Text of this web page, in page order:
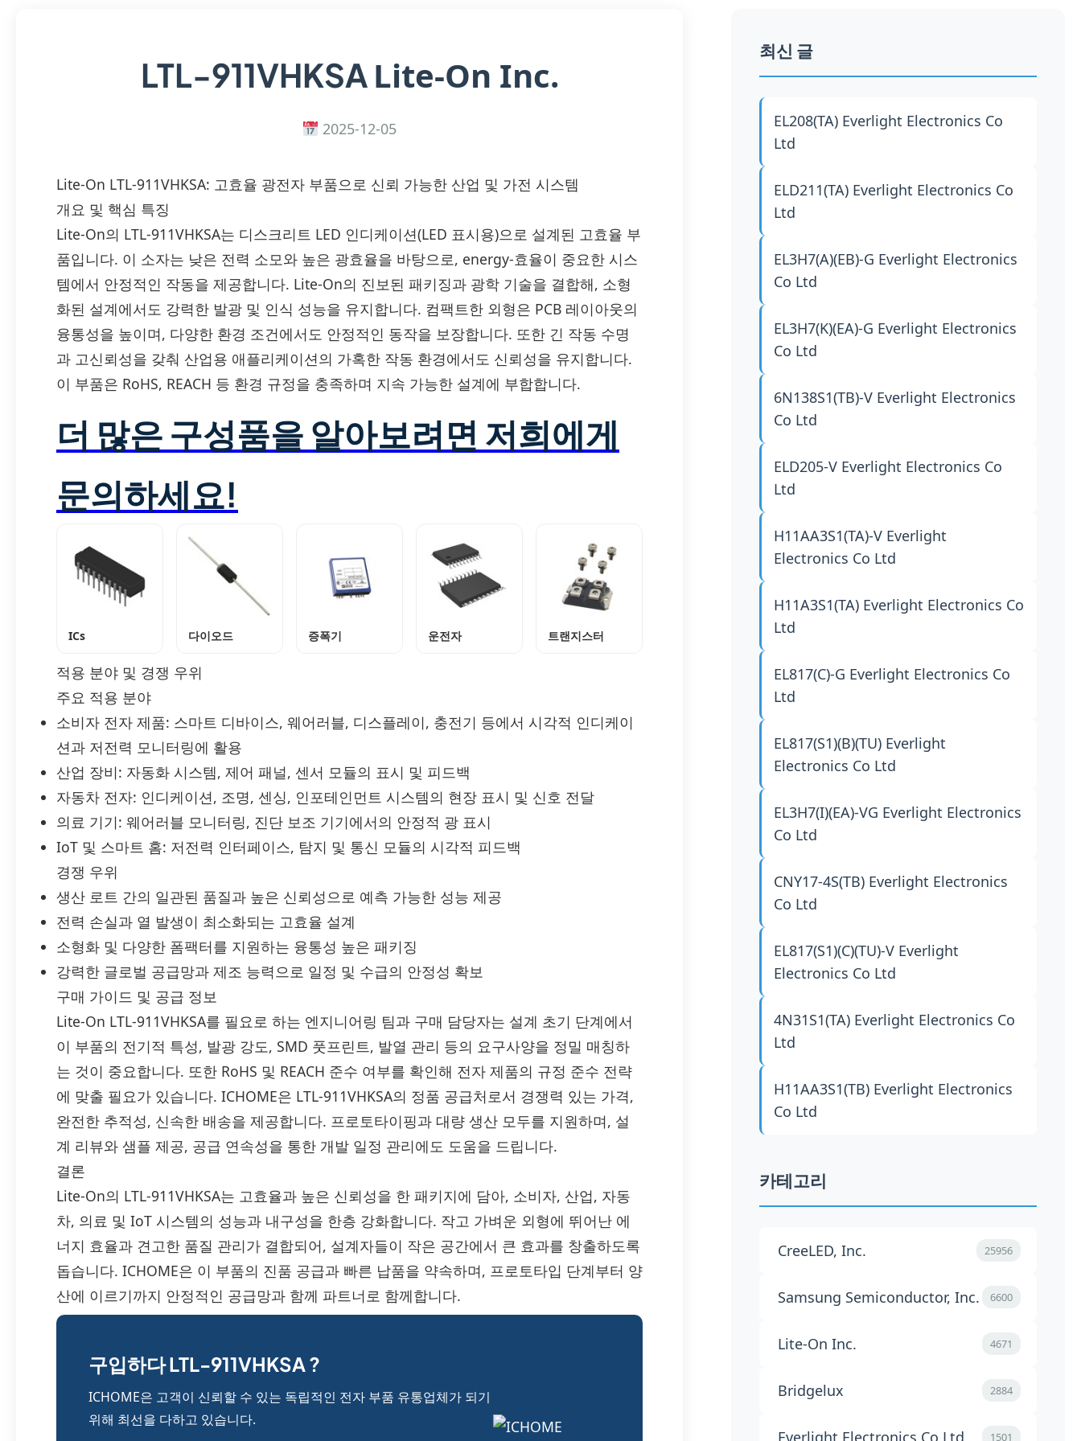
LTL-911VHKSALite-On Inc.
2025-12-05
Lite-On LTL-911VHKSA: 고효율 광전자 부품으로 신뢰 가능한 산업 및 가전 시스템
개요 및 핵심 특징
Lite-On의 LTL-911VHKSA는 디스크리트 LED 인디케이션(LED 표시용)으로 설계된 고효율 부
품입니다. 이 소자는 낮은 전력 소모와 높은 광효율을 바탕으로, energy-효율이 중요한 시스
템에서 안정적인 작동을 제공합니다. Lite-On의 진보된 패키징과 광학 기술을 결합해, 소형
화된 설계에서도 강력한 발광 및 인식 성능을 유지합니다. 컴팩트한 외형은 PCB 레이아웃의
융통성을 높이며, 다양한 환경 조건에서도 안정적인 동작을 보장합니다. 또한 긴 작동 수명
과 고신뢰성을 갖춰 산업용 애플리케이션의 가혹한 작동 환경에서도 신뢰성을 유지합니다.
이 부품은 RoHS, REACH 등 환경 규정을 충족하며 지속 가능한 설계에 부합합니다.
더 많은 구성품을 알아보려면 저희에게
문의하세요!
ICs 다이오드 증폭기 운전자 트랜지스터
적용 분야 및 경쟁 우위
주요 적용 분야
소비자 전자 제품: 스마트 디바이스, 웨어러블, 디스플레이, 충전기 등에서 시각적 인디케이
션과 저전력 모니터링에 활용
산업 장비: 자동화 시스템, 제어 패널, 센서 모듈의 표시 및 피드백
자동차 전자: 인디케이션, 조명, 센싱, 인포테인먼트 시스템의 현장 표시 및 신호 전달
의료 기기: 웨어러블 모니터링, 진단 보조 기기에서의 안정적 광 표시
IoT 및 스마트 홈: 저전력 인터페이스, 탐지 및 통신 모듈의 시각적 피드백
경쟁 우위
생산 로트 간의 일관된 품질과 높은 신뢰성으로 예측 가능한 성능 제공
전력 손실과 열 발생이 최소화되는 고효율 설계
소형화 및 다양한 폼팩터를 지원하는 융통성 높은 패키징
강력한 글로벌 공급망과 제조 능력으로 일정 및 수급의 안정성 확보
구매 가이드 및 공급 정보
Lite-On LTL-911VHKSA를 필요로 하는 엔지니어링 팀과 구매 담당자는 설계 초기 단계에서
이 부품의 전기적 특성, 발광 강도, SMD 풋프린트, 발열 관리 등의 요구사양을 정밀 매칭하
는 것이 중요합니다. 또한 RoHS 및 REACH 준수 여부를 확인해 전자 제품의 규정 준수 전략
에 맞출 필요가 있습니다. ICHOME은 LTL-911VHKSA의 정품 공급처로서 경쟁력 있는 가격,
완전한 추적성, 신속한 배송을 제공합니다. 프로토타이핑과 대량 생산 모두를 지원하며, 설
계 리뷰와 샘플 제공, 공급 연속성을 통한 개발 일정 관리에도 도움을 드립니다.
결론
Lite-On의 LTL-911VHKSA는 고효율과 높은 신뢰성을 한 패키지에 담아, 소비자, 산업, 자동
차, 의료 및 IoT 시스템의 성능과 내구성을 한층 강화합니다. 작고 가벼운 외형에 뛰어난 에
너지 효율과 견고한 품질 관리가 결합되어, 설계자들이 작은 공간에서 큰 효과를 창출하도록
돕습니다. ICHOME은 이 부품의 진품 공급과 빠른 납품을 약속하며, 프로토타입 단계부터 양
산에 이르기까지 안정적인 공급망과 함께 파트너로 함께합니다.
구입하다 LTL-911VHKSA ?
ICHOME은 고객이 신뢰할 수 있는 독립적인 전자 부품 유통업체가 되기
위해 최선을 다하고 있습니다.
최신 글
EL208(TA) Everlight Electronics Co
Ltd
ELD211(TA) Everlight Electronics Co
Ltd
EL3H7(A)(EB)-G Everlight Electronics
Co Ltd
EL3H7(K)(EA)-G Everlight Electronics
Co Ltd
6N138S1(TB)-V Everlight Electronics
Co Ltd
ELD205-V Everlight Electronics Co
Ltd
H11AA3S1(TA)-V Everlight
Electronics Co Ltd
H11A3S1(TA) Everlight Electronics Co
Ltd
EL817(C)-G Everlight Electronics Co
Ltd
EL817(S1)(B)(TU) Everlight
Electronics Co Ltd
EL3H7(I)(EA)-VG Everlight Electronics
Co Ltd
CNY17-4S(TB) Everlight Electronics
Co Ltd
EL817(S1)(C)(TU)-V Everlight
Electronics Co Ltd
4N31S1(TA) Everlight Electronics Co
Ltd
H11AA3S1(TB) Everlight Electronics
Co Ltd
카테고리
CreeLED, Inc. 25956
Samsung Semiconductor, Inc. 6600
Lite-On Inc. 4671
Bridgelux 2884
Everlight Electronics Co Ltd 1501